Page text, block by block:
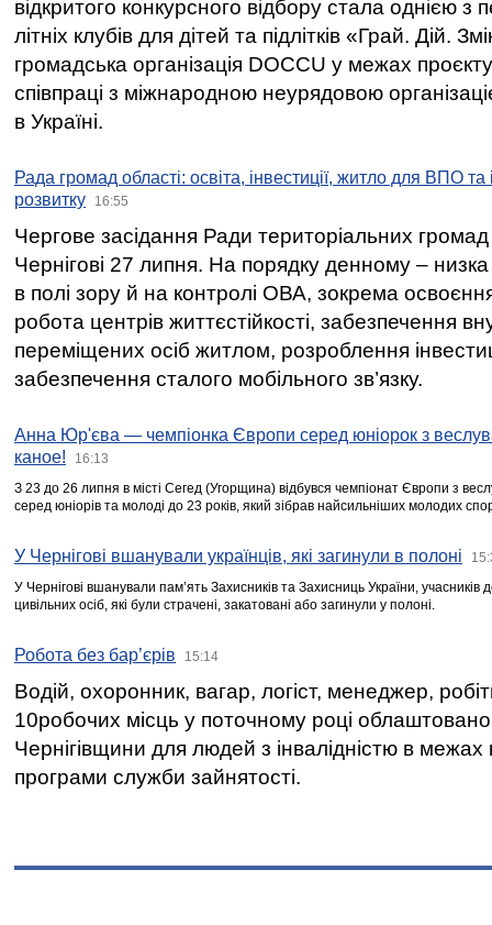
відкритого конкурсного відбору стала однією
літніх клубів для дітей та підлітків «Грай. Дій.
громадська організація DOCCU у межах
співпраці з міжнародною неурядовою
в Україні.
Рада громад області: освіта, інвестиції, житло для ВПО
розвитку
16:55
Чергове засідання Ради територіальних громад
Чернігові 27 липня. На порядку денному –
в полі зору й на контролі ОВА, зокрема освоєння
робота центрів життєстійкості, забезпечення
переміщених осіб житлом, розроблення
забезпечення сталого мобільного зв’язку.
Анна Юр'єва — чемпіонка Європи серед юніорок з
каное!
16:13
З 23 до 26 липня в місті Сегед (Угорщина) відбувся чемпіонат Європи з
серед юніорів та молоді до 23 років, який зібрав найсильніших молодих
У Чернігові вшанували українців, які загинули в полоні
У Чернігові вшанували пам’ять Захисників та Захисниць України,
цивільних осіб, які були страчені, закатовані або загинули у полоні.
Робота без бар’єрів 15:14
Водій, охоронник, вагар, логіст, менеджер,
10робочих місць у поточному році
Чернігівщини для людей з інвалідністю в межах
програми служби зайнятості.